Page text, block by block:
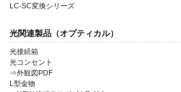
LC-SC変換シリーズ
光関連製品（オプティカル）
光接続箱
光コンセント
⇒外観図PDF
L型金物